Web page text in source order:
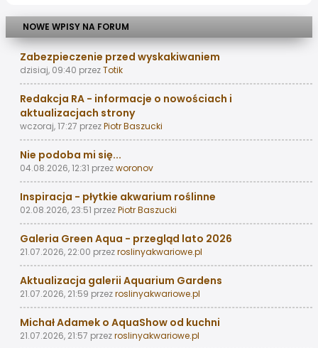
NOWE WPISY NA FORUM
Zabezpieczenie przed wyskakiwaniem
dzisiaj, 09:40 przezTotik
Redakcja RA - informacje o nowościach i
aktualizacjach strony
wczoraj, 17:27 przezPiotr Baszucki
Nie podoba mi się...
04.08.2026, 12:31 przezworonov
Inspiracja - płytkie akwarium roślinne
02.08.2026, 23:51 przezPiotr Baszucki
Galeria Green Aqua - przegląd lato 2026
21.07.2026, 22:00 przezroslinyakwariowe.pl
Aktualizacja galerii Aquarium Gardens
21.07.2026, 21:59 przezroslinyakwariowe.pl
Michał Adamek o AquaShow od kuchni
21.07.2026, 21:57 przezroslinyakwariowe.pl